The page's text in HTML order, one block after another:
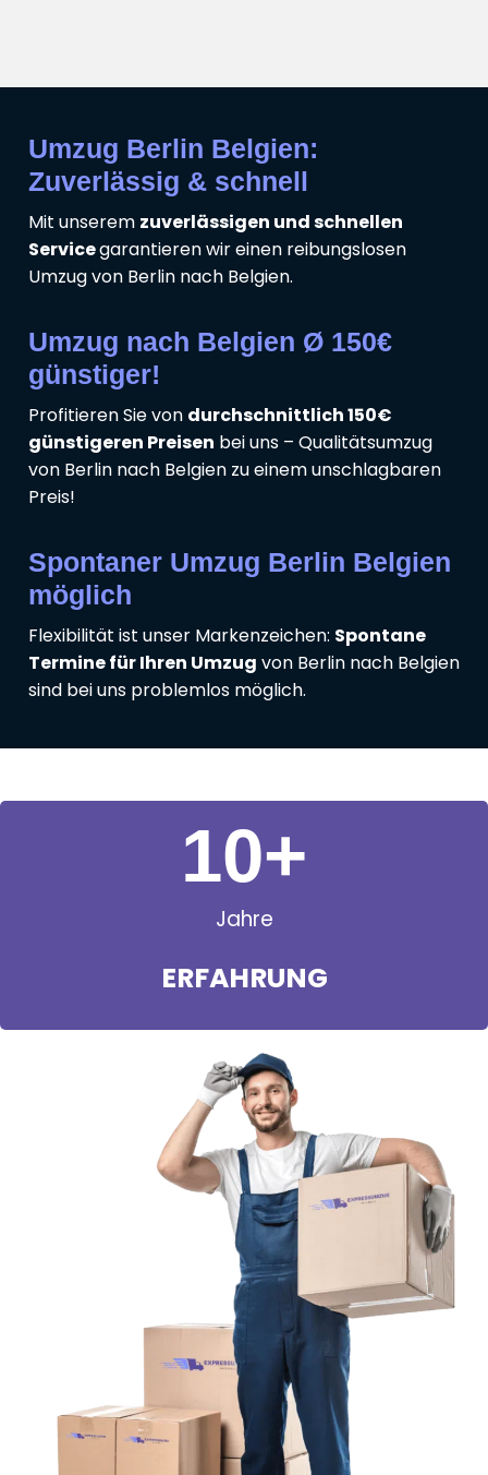
Umzug Berlin Belgien:
Zuverlässig & schnell
Mit unserem zuverlässigen und schnellen
Servicegarantieren wir einen reibungslosen
Umzug von Berlin nach Belgien.
Umzug nach Belgien Ø 150€
günstiger!
Profitieren Sie von durchschnittlich 150€
günstigeren Preisen bei uns – Qualitätsumzug
von Berlin nach Belgien zu einem unschlagbaren
Preis!
Spontaner Umzug Berlin Belgien
möglich
Flexibilität ist unser Markenzeichen: Spontane
Termine für Ihren Umzug von Berlin nach Belgien
sind bei uns problemlos möglich.
Jahre
ERFAHRUNG
11+